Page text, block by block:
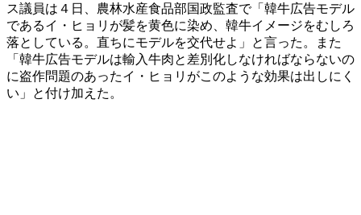
ス議員は４日、農林水産食品部国政監査で「韓牛広告モデル
であるイ・ヒョリが髪を黄色に染め、韓牛イメージをむしろ
落としている。直ちにモデルを交代せよ」と言った。また
「韓牛広告モデルは輸入牛肉と差別化しなければならないの
に盗作問題のあったイ・ヒョリがこのような効果は出しにく
い」と付け加えた。